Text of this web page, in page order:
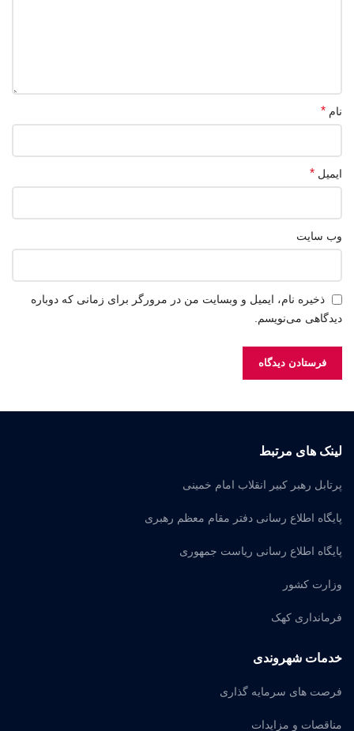
نام *
ایمیل *
وب‌ سایت
ذخیره نام، ایمیل و وبسایت من در مرورگر برای زمانی که دوباره
دیدگاهی می‌نویسم.
لینک های مرتبط
پرتابل رهبر کبیر انقلاب امام خمینی
پایگاه اطلاع رسانی دفتر مقام معظم رهبری
پایگاه اطلاع رسانی ریاست جمهوری
وزارت کشور
فرمانداری کهک
خدمات شهروندی
فرصت های سرمایه گذاری
مناقصات و مزایدات